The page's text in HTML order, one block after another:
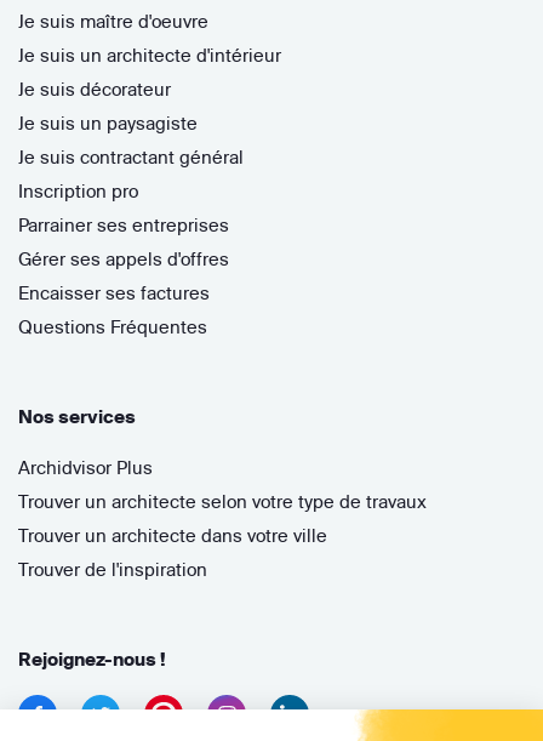
Je suis maître d'oeuvre
Je suis un architecte d'intérieur
Je suis décorateur
Je suis un paysagiste
Je suis contractant général
Inscription pro
Parrainer ses entreprises
Gérer ses appels d'offres
Encaisser ses factures
Questions Fréquentes
Nos services
Archidvisor Plus
Trouver un architecte selon votre type de travaux
Trouver un architecte dans votre ville
Trouver de l'inspiration
Rejoignez-nous !